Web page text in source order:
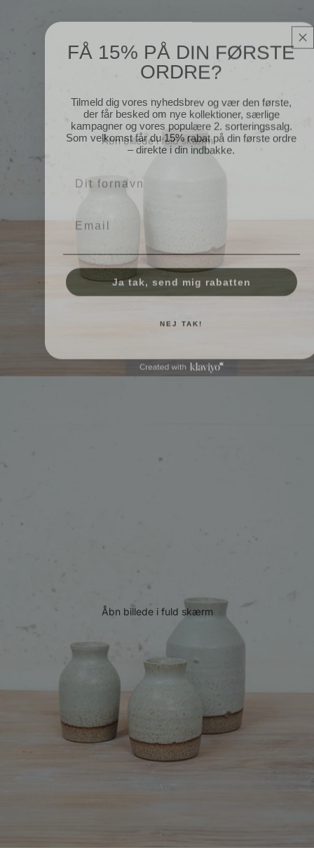
Åbn billede i fuld skærm
Åbn billede i fuld skærm
FÅ 15% PÅ DIN FØRSTE
ORDRE?
der får besked om nye kollektioner, særlige
kampagner og vores populære 2. sorteringssalg.
Som velkomst får du 15% rabat på din første ordre
– direkte i din indbakke.
Ja tak, send mig rabatten